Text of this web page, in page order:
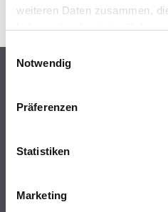
weiteren Daten zusammen,
haben oder die sie im
Einwilligungsauswahl
Notwendig
Präferenzen
Statistiken
Marketing
Online-Shop
Putze- und Spachtelmassen
Wand- & Deckenbeläge